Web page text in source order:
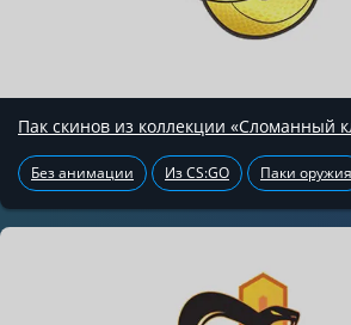
Пак скинов из коллекции «Сломанный
Без анимации Из CS:GO Паки оружия